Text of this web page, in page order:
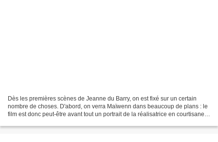
Dès les premières scènes de Jeanne du Barry, on est fixé sur un certain
nombre de choses. D'abord, on verra Maïwenn dans beaucoup de plans : le
film est donc peut-être avant tout un portrait de la réalisatrice en courtisane.